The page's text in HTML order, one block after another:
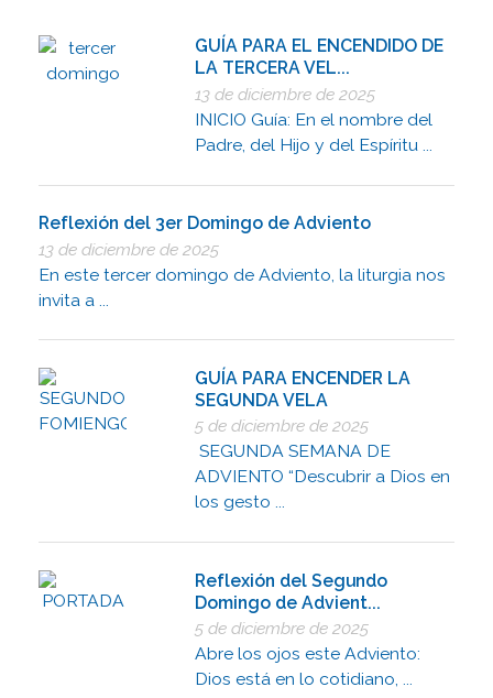
GUÍA PARA EL ENCENDIDO DE
LA TERCERA VEL...
13 de diciembre de 2025
INICIO Guía: En el nombre del
Padre, del Hijo y del Espíritu ...
Reflexión del 3er Domingo de Adviento
13 de diciembre de 2025
En este tercer domingo de Adviento, la liturgia nos
invita a ...
GUÍA PARA ENCENDER LA
SEGUNDA VELA
5 de diciembre de 2025
SEGUNDA SEMANA DE
ADVIENTO “Descubrir a Dios en
los gesto ...
Reflexión del Segundo
Domingo de Advient...
5 de diciembre de 2025
Abre los ojos este Adviento:
Dios está en lo cotidiano, ...